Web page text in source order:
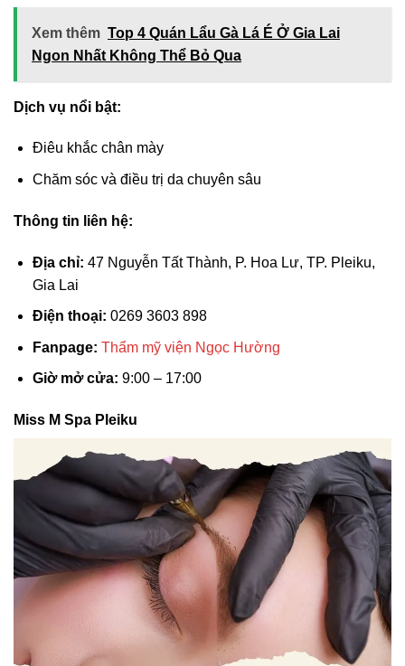
Xem thêm Top 4 Quán Lẩu Gà Lá É Ở Gia Lai
Ngon Nhất Không Thể Bỏ Qua
Dịch vụ nổi bật:
Điêu khắc chân mày
Chăm sóc và điều trị da chuyên sâu
Thông tin liên hệ:
Địa chỉ: 47 Nguyễn Tất Thành, P. Hoa Lư, TP. Pleiku,
Gia Lai
Điện thoại: 0269 3603 898
Fanpage: Thẩm mỹ viện Ngọc Hường
Giờ mở cửa: 9:00 – 17:00
Miss M Spa Pleiku